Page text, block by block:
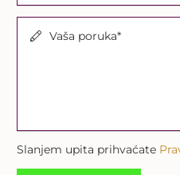
Vaša poruka*
Slanjem upita prihvaćate